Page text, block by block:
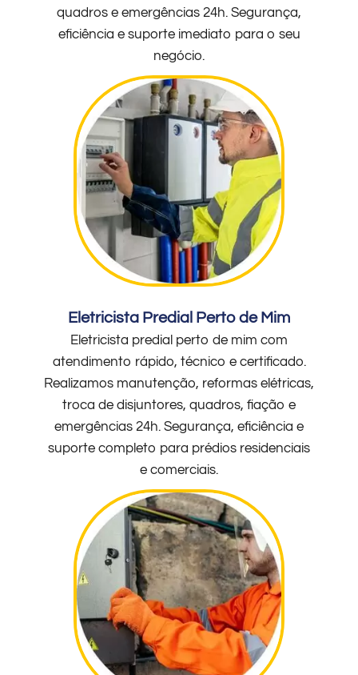
quadros e emergências 24h. Segurança,
eficiência e suporte imediato para o seu
negócio.
Eletricista Predial Perto de Mim
Eletricista predial perto de mim com
atendimento rápido, técnico e certificado.
Realizamos manutenção, reformas elétricas,
troca de disjuntores, quadros, fiação e
emergências 24h. Segurança, eficiência e
suporte completo para prédios residenciais
e comerciais.